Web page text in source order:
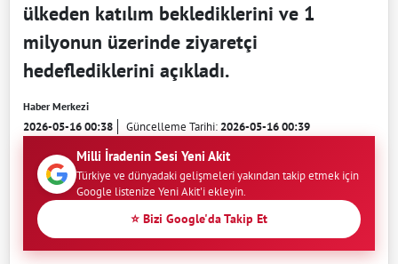
ülkeden katılım beklediklerini ve 1
milyonun üzerinde ziyaretçi
hedeflediklerini açıkladı.
Haber Merkezi
2026-05-16 00:38 Güncelleme Tarihi:2026-05-16 00:39
Milli İradenin Sesi Yeni Akit
Türkiye ve dünyadaki gelişmeleri yakından takip etmek için
Google listenize Yeni Akit'i ekleyin.
⭐ Bizi Google'da Takip Et